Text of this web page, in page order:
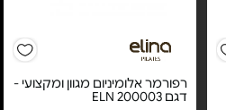
רפורמר אלומיניום מגוון ומקצועי -
דגם ELN 200003